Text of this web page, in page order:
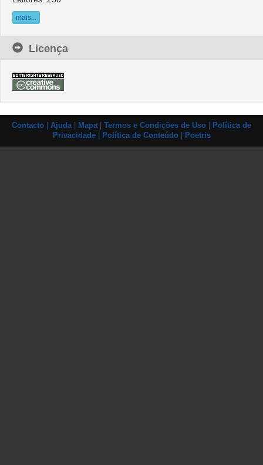
mais...
Licença
Contacto Ajuda| Mapa| Termos e Condições de Uso
Política de
Privacidade| Política de Conteúdo| Poetris